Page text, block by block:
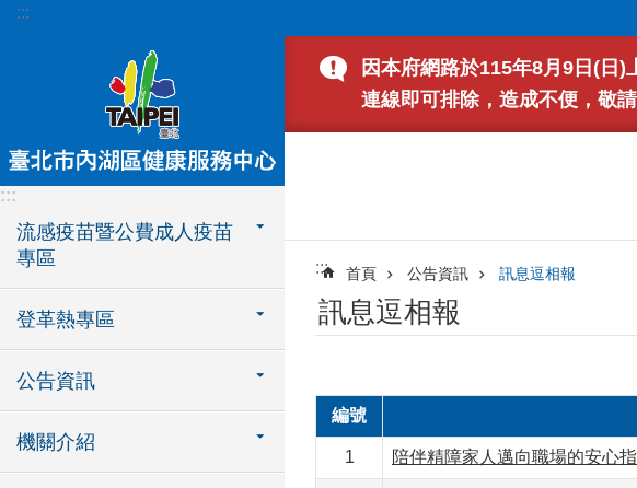
跳到主要內容區塊
:::
:::
流感疫苗暨公費成人疫苗
專區
登革熱專區
公告資訊
機關介紹
因本府網路於115年8月9日(日
連線即可排除，造成不便，敬請
::: 首頁 公告資訊 訊息逗相報
訊息逗相報
編號
1 陪伴精障家人邁向職場的安心